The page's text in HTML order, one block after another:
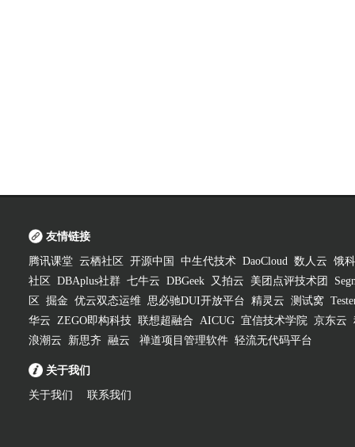
友情链接
腾讯课堂 云栖社区 开源中国 中生代技术 DaoCloud 数人云 饿
社区
DBAplus社群 七牛云 DBGeek 又拍云 美团点评技术团
区
掘金 优云双态运维 思必驰DUI开放平台 精灵云 测试窝
华云 ZEGO即构科技 联想超融合 AICUG 宜信技术学院 京东云
浪潮云
新思齐 融云 禅道项目管理软件 轻流无代码平台
关于我们
关于我们 联系我们